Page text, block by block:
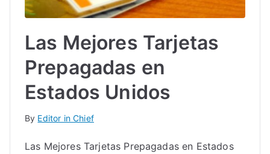
Las Mejores Tarjetas
Prepagadas en
Estados Unidos
By Editor in Chief
Las Mejores Tarjetas Prepagadas en Estados